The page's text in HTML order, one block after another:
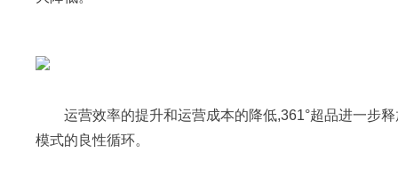
运营效率的提升和运营成本的降低,361°超品进一步
模式的良性循环。